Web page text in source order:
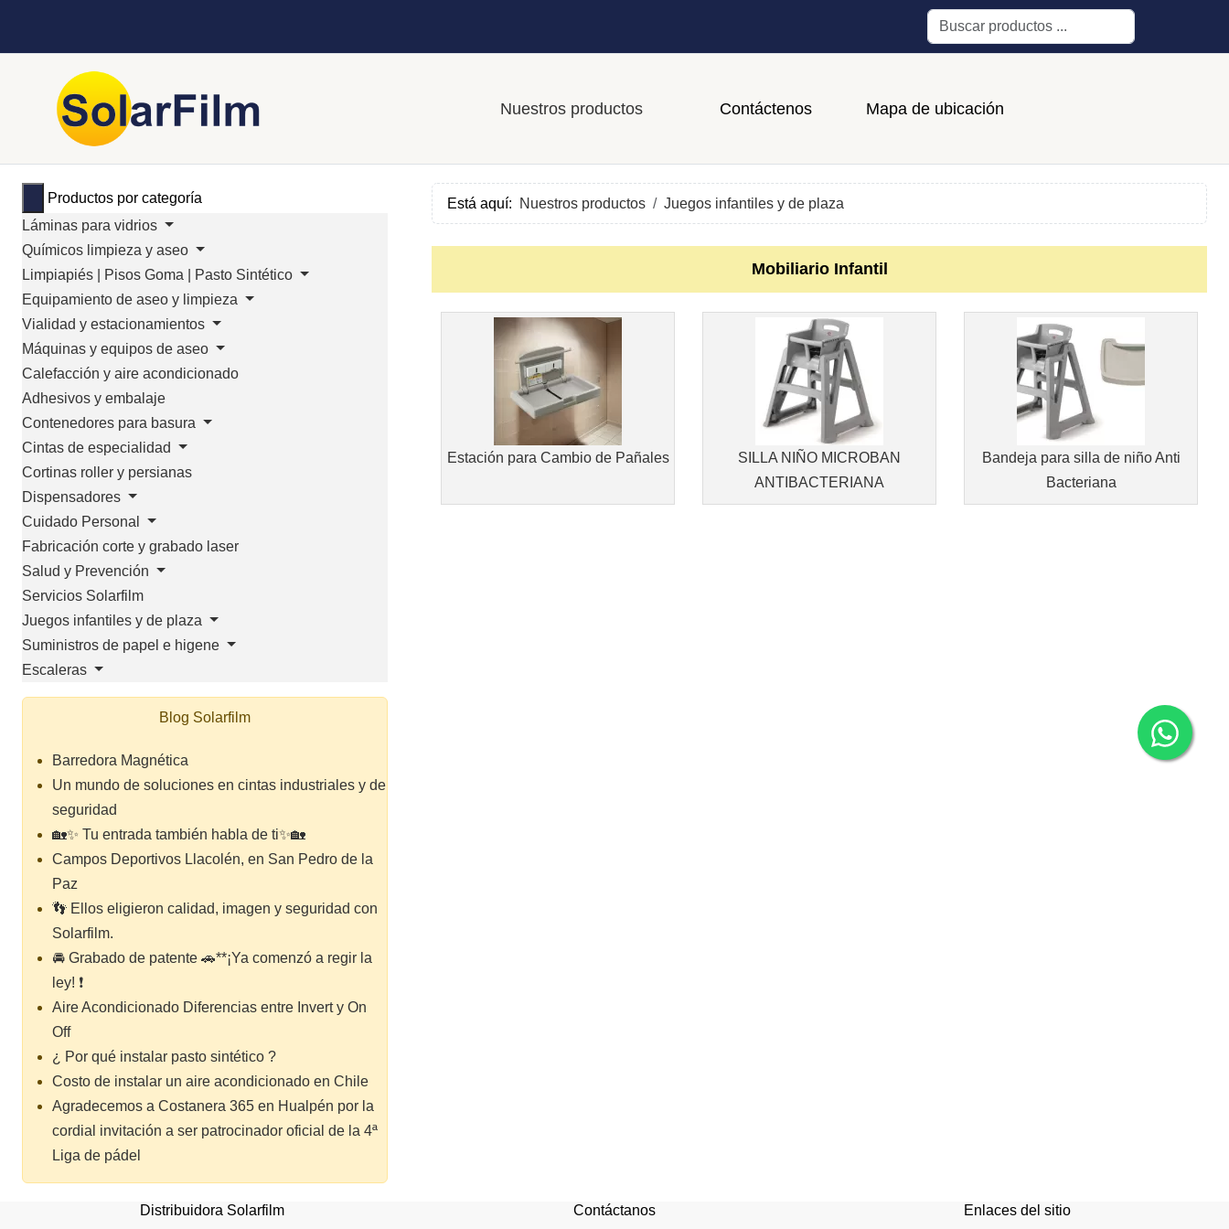
Buscar
Nuestros productos Contáctenos Mapa de ubicación
Productos por categoría
Láminas para vidrios
Químicos limpieza y aseo
Limpiapiés | Pisos Goma | Pasto Sintético
Equipamiento de aseo y limpieza
Vialidad y estacionamientos
Máquinas y equipos de aseo
Calefacción y aire acondicionado
Adhesivos y embalaje
Contenedores para basura
Cintas de especialidad
Cortinas roller y persianas
Dispensadores
Cuidado Personal
Fabricación corte y grabado laser
Salud y Prevención
Servicios Solarfilm
Juegos infantiles y de plaza
Suministros de papel e higene
Escaleras
Blog Solarfilm
Barredora Magnética
Un mundo de soluciones en cintas industriales y de
seguridad
🏡✨ Tu entrada también habla de ti✨🏡
Campos Deportivos Llacolén, en San Pedro de la
Paz
👣 Ellos eligieron calidad, imagen y seguridad con
Solarfilm.
🚘 Grabado de patente 🚗**¡Ya comenzó a regir la
ley! ❗
Aire Acondicionado Diferencias entre Invert y On
Off
¿ Por qué instalar pasto sintético ?
Costo de instalar un aire acondicionado en Chile
Agradecemos a Costanera 365 en Hualpén por la
cordial invitación a ser patrocinador oficial de la 4ª
Liga de pádel
Está aquí: Nuestros productos Juegos infantiles y de plaza
Mobiliario Infantil
Estación para Cambio de Pañales
SILLA NIÑO MICROBAN
ANTIBACTERIANA
Bandeja para silla de niño Anti
Bacteriana
Distribuidora Solarfilm Contáctanos Enlaces del sitio